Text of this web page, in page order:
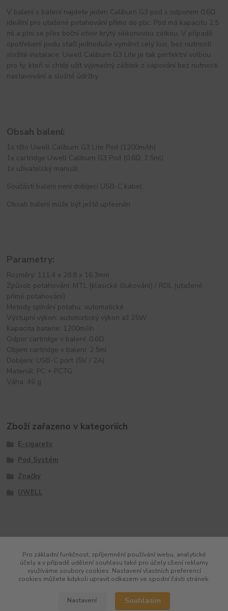
V balení s baterií najdete jeden Caliburn G3 pod s odporem 0,6Ω,
ideální pro utažené potahování přímo do plic. Pod má kapacitu 2,5
ml a plní se přes boční otvor krytý silikonovou zátkou. V případě
opotřebení podu stačí jednoduše vyměnit celý kus, bez nutnosti
složité instalace. Uwell Caliburn G3 Lite je tak perfektní volbou
pro ty, kteří si chtějí užít výjimečný zážitek z vapování bez nutnosti
nastavování a složité údržby.
Obsah balení:
1x tělo Uwell Caliburn G3 Lite Pod (1200mAh)
1x cartridge Uwell Caliburn G3 Pod (0.6Ω, 2.5ml)
1x uživatelský manuál
Součástí balení není dobíjecí USB-C kabel.
Obsah balení může být ještě upřesněn
Parametry:
Rozměry: 111.4 x 28.8 x 16.3mm
Způsob potahování: MTL (klasické šlukování) / RDL (utažené
přímé potahování)
Metody spínání potahu: automatické
Výstupní výkon: automatický výkon až 25W
Kapacita baterie: 1200mAh
Odpor cartridge v balení: 0.6Ω
Objem cartridge v balení: 2.5ml
Dobíjení: USB-C port (5V / 2A)
Materiál: PC + PCTG
Váha: 46 g
Zboží zařazeno v kategoriích
E-cigarety
Pod Systém
Značky
UWELL
Pro základní funkčnost, zpříjemnění používání webu, analytické
účely a v případě udělení souhlasu také pro účely cílení reklamy
využíváme soubory cookies. Nastavení vlastních preferencí
cookies můžete kdykoli upravit odkazem ve spodní části stránek.
Nastavení Souhlasím